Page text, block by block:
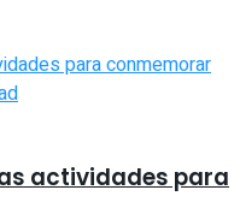
actividades para